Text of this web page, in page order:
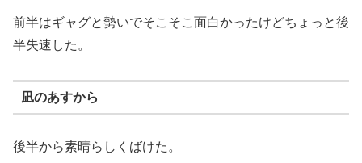
前半はギャグと勢いでそこそこ面白かったけどちょっと後
半失速した。
凪のあすから
後半から素晴らしくばけた。